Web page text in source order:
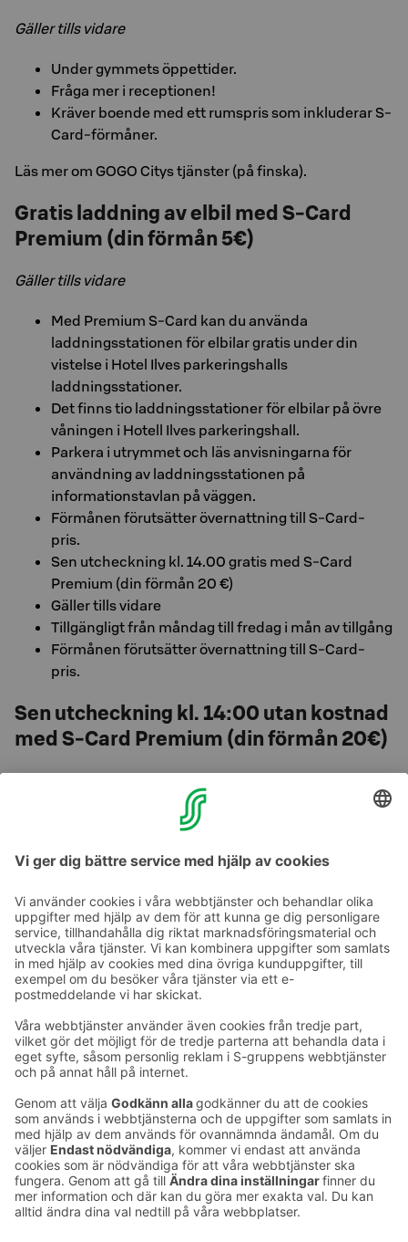
Gäller tills vidare
Under gymmets öppettider.
Fråga mer i receptionen!
Kräver boende med ett rumspris som inkluderar S-
Card-förmåner.
Läs mer om GOGO Citys tjänster (på finska).
Gratis laddning av elbil med S-Card
Premium (din förmån 5€)
Gäller tills vidare
Med Premium S-Card kan du använda
laddningsstationen för elbilar gratis under din
vistelse i Hotel Ilves parkeringshalls
laddningsstationer.
Det finns tio laddningsstationer för elbilar på övre
våningen i Hotell Ilves parkeringshall.
Parkera i utrymmet och läs anvisningarna för
användning av laddningsstationen på
informationstavlan på väggen.
Förmånen förutsätter övernattning till S-Card-
pris.
Sen utcheckning kl. 14.00 gratis med S-Card
Premium (din förmån 20 €)
Gäller tills vidare
Tillgängligt från måndag till fredag i mån av tillgång
Förmånen förutsätter övernattning till S-Card-
pris.
Sen utcheckning kl. 14:00 utan kostnad
med S-Card Premium (din förmån 20€)
Tillgängligt från måndag till fredag i mån av tillgång
Ta kontakt
Kontaktuppgifter till hotellen
Feedback
Ge feedback
Sokos Hotels nyhetsbrev
nyhetsbrev
Du får Sokos Hotellens senaste
förmåner och nyheter till din e-
post varje månad.
Utmärkelser och certifikat
Sokos Hotels i sociala medier
Sokos
Hotels på
Sokos
Hotels på
Sokos
Hotels
på
Sokos
Hotels i
Linkedin